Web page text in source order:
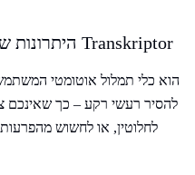
היתרונות של שימוש בשירותי תמלול כמו Transkriptor
להסיר רעשי רקע – כך שאינכם
לחלוטין, או לחשוש